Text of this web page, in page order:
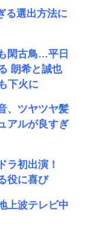
る選出方法に
閑古鳥…平日
朗希と誠也
下火に
、ツヤツヤ髪
アルが良すぎ
ラ初出演！
役に喜び
上波テレビ中